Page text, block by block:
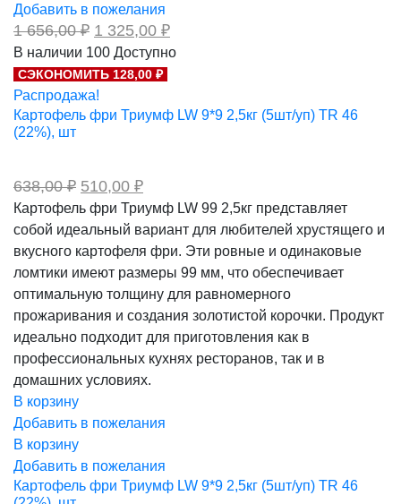
Добавить в пожелания
1 656,00₽ Первоначальная
цена
составляла
1
656,00 ₽.
1 325,00 ₽Текущая
1
В наличии 100 Доступно
СЭКОНОМИТЬ 128,00 ₽
Распродажа!
Картофель фри Триумф LW 9*9 2,5кг (5шт/уп) TR 46
(22%), шт
638,00₽ Первоначальная
цена
составляла
638,00 ₽.
510,00 ₽Текущая
цена:
510,00 ₽.
Картофель фри Триумф LW 99 2,5кг представляет
собой идеальный вариант для любителей хрустящего и
вкусного картофеля фри. Эти ровные и одинаковые
ломтики имеют размеры 99 мм, что обеспечивает
оптимальную толщину для равномерного
прожаривания и создания золотистой корочки. Продукт
идеально подходит для приготовления как в
профессиональных кухнях ресторанов, так и в
домашних условиях.
В корзину
Добавить в пожелания
В корзину
Добавить в пожелания
Картофель фри Триумф LW 9*9 2,5кг (5шт/уп) TR 46